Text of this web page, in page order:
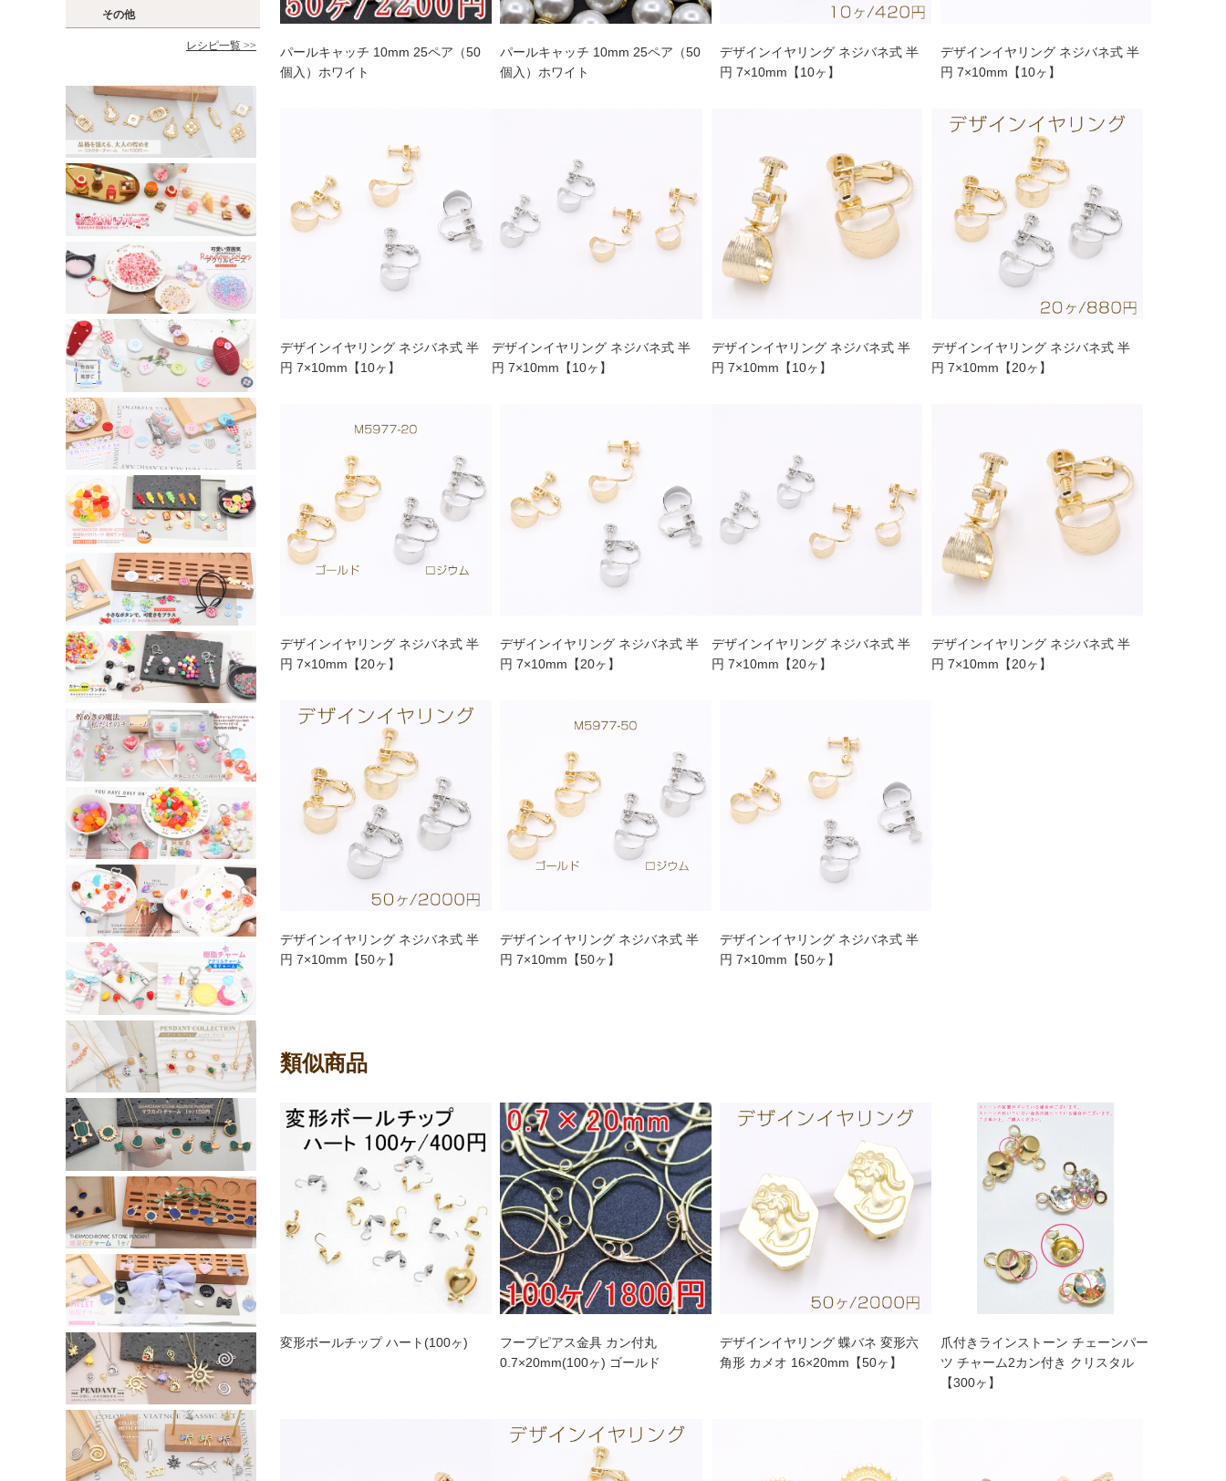
その他
レシピ一覧 >>
パールキャッチ 10mm 25ペア（50
個入）ホワイト
パールキャッチ 10mm 25ペア（50
個入）ホワイト
デザインイヤリング ネジバネ式 半
円 7×10mm【10ヶ】
デザインイヤリング ネジバネ式 半
円 7×10mm【10ヶ】
デザインイヤリング ネジバネ式 半
円 7×10mm【10ヶ】
デザインイヤリング ネジバネ式 半
円 7×10mm【10ヶ】
デザインイヤリング ネジバネ式 半
円 7×10mm【10ヶ】
デザインイヤリング ネジバネ式 半
円 7×10mm【20ヶ】
デザインイヤリング ネジバネ式 半
円 7×10mm【20ヶ】
デザインイヤリング ネジバネ式 半
円 7×10mm【20ヶ】
デザインイヤリング ネジバネ式 半
円 7×10mm【20ヶ】
デザインイヤリング ネジバネ式 半
円 7×10mm【20ヶ】
デザインイヤリング ネジバネ式 半
円 7×10mm【50ヶ】
デザインイヤリング ネジバネ式 半
円 7×10mm【50ヶ】
デザインイヤリング ネジバネ式 半
円 7×10mm【50ヶ】
類似商品
変形ボールチップ ハート(100ヶ)
フープピアス金具 カン付丸
0.7×20mm(100ヶ) ゴールド
デザインイヤリング 蝶バネ 変形六
角形 カメオ 16×20mm【50ヶ】
爪付きラインストーン チェーンパー
ツ チャーム2カン付き クリスタル
【300ヶ】